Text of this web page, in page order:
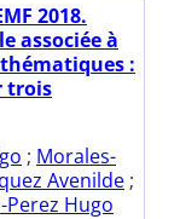
2018.
associée à
:
trois
; Morales-
Avenilde ;
Perez Hugo